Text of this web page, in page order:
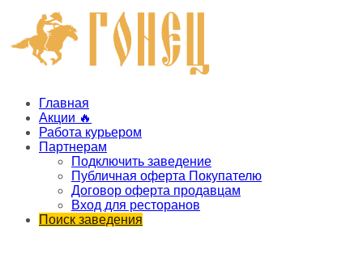
Главная
Акции 🔥
Работа курьером
Партнерам
Подключить заведение
Публичная оферта Покупателю
Договор оферта продавцам
Вход для ресторанов
Поиск заведения